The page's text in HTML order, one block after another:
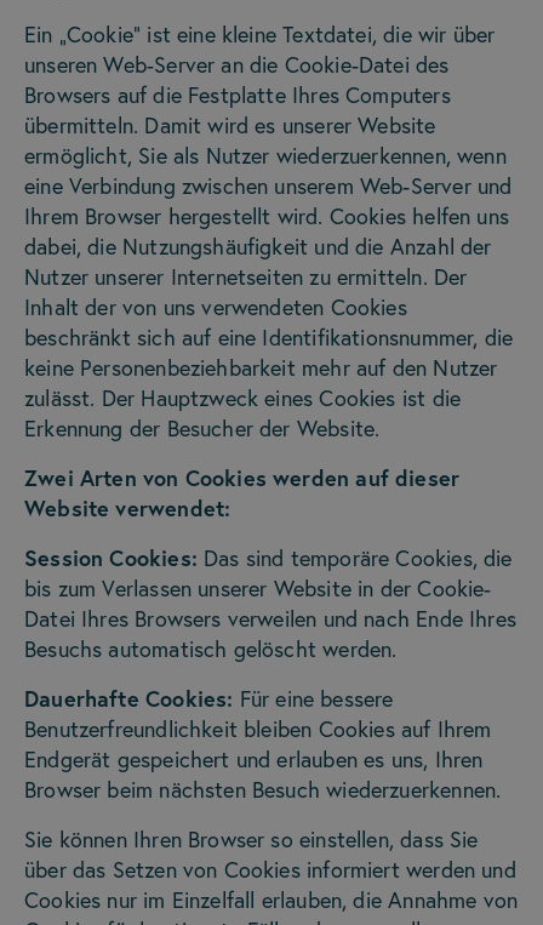
Ein „Cookie“ ist eine kleine Textdatei, die wir über
unseren Web-Server an die Cookie-Datei des
Browsers auf die Festplatte Ihres Computers
übermitteln. Damit wird es unserer Website
ermöglicht, Sie als Nutzer wiederzuerkennen, wenn
eine Verbindung zwischen unserem Web-Server und
Ihrem Browser hergestellt wird. Cookies helfen uns
dabei, die Nutzungshäufigkeit und die Anzahl der
Nutzer unserer Internetseiten zu ermitteln. Der
Inhalt der von uns verwendeten Cookies
beschränkt sich auf eine Identifikationsnummer, die
keine Personenbeziehbarkeit mehr auf den Nutzer
zulässt. Der Hauptzweck eines Cookies ist die
Erkennung der Besucher der Website.
Zwei Arten von Cookies werden auf dieser
Website verwendet:
Session Cookies: Das sind temporäre Cookies, die
bis zum Verlassen unserer Website in der Cookie-
Datei Ihres Browsers verweilen und nach Ende Ihres
Besuchs automatisch gelöscht werden.
Dauerhafte Cookies: Für eine bessere
Benutzerfreundlichkeit bleiben Cookies auf Ihrem
Endgerät gespeichert und erlauben es uns, Ihren
Browser beim nächsten Besuch wiederzuerkennen.
Sie können Ihren Browser so einstellen, dass Sie
über das Setzen von Cookies informiert werden und
Cookies nur im Einzelfall erlauben, die Annahme von